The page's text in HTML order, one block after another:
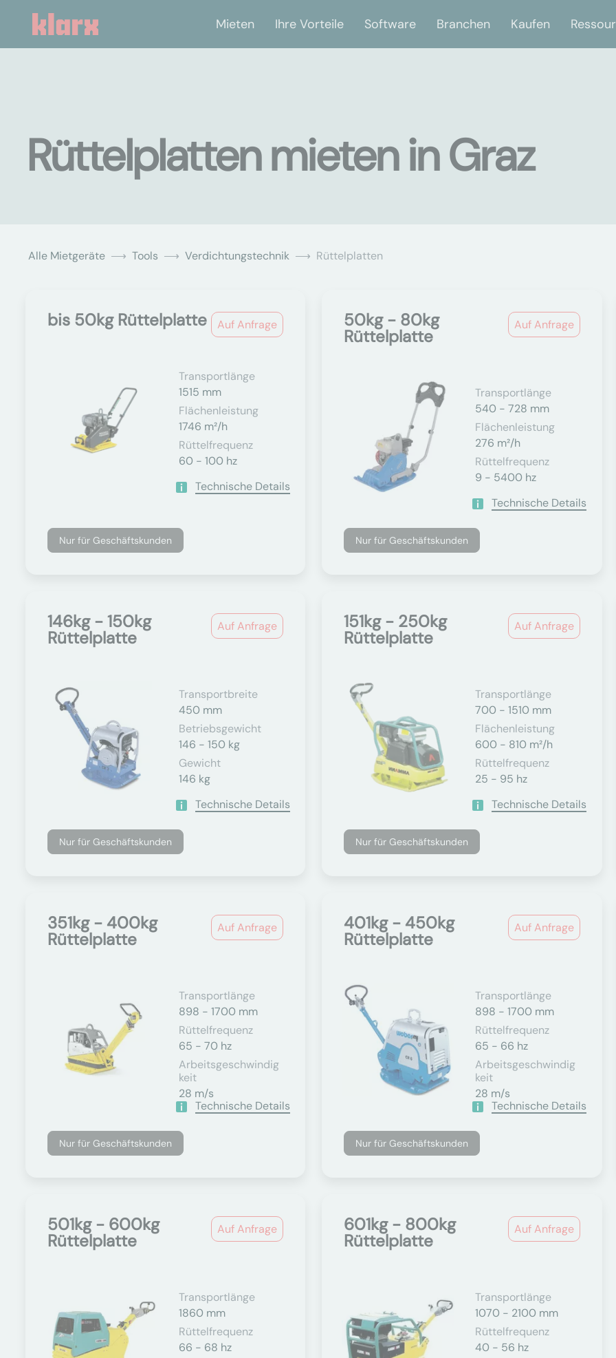
Mieten Ihre Vorteile Software Branchen Kaufen
Rüttelplatten mieten in Graz
Alle Mietgeräte Tools Verdichtungstechnik Rüttelplatten
Auf Anfrage
bis 50kg Rüttelplatte
Transportlänge
1515 mm
Flächenleistung
1746 m²/h
Rüttelfrequenz
60 - 100 hz
Technische Details
Nur für Geschäftskunden
Auf Anfrage
50kg - 80kg
Rüttelplatte
Transportlänge
540 - 728 mm
Flächenleistung
276 m²/h
Rüttelfrequenz
9 - 5400 hz
Technische Details
Nur für Geschäftskunden
Auf Anfrage
146kg - 150kg
Rüttelplatte
Transportbreite
450 mm
Betriebsgewicht
146 - 150 kg
Gewicht
146 kg
Technische Details
Nur für Geschäftskunden
Auf Anfrage
151kg - 250kg
Rüttelplatte
Transportlänge
700 - 1510 mm
Flächenleistung
600 - 810 m²/h
Rüttelfrequenz
25 - 95 hz
Technische Details
Nur für Geschäftskunden
Auf Anfrage
351kg - 400kg
Rüttelplatte
Transportlänge
898 - 1700 mm
Rüttelfrequenz
65 - 70 hz
Arbeitsgeschwindig
Keit
28 m/s
Technische Details
Nur für Geschäftskunden
Auf Anfrage
401kg - 450kg
Rüttelplatte
Transportlänge
898 - 1700 mm
Rüttelfrequenz
65 - 66 hz
Arbeitsgeschwindig
Keit
28 m/s
Technische Details
Nur für Geschäftskunden
Auf Anfrage
501kg - 600kg
Rüttelplatte
Transportlänge
1860 mm
Rüttelfrequenz
66 - 68 hz
Auf Anfrage
601kg - 800kg
Rüttelplatte
Transportlänge
1070 - 2100 mm
Rüttelfrequenz
40 - 56 hz